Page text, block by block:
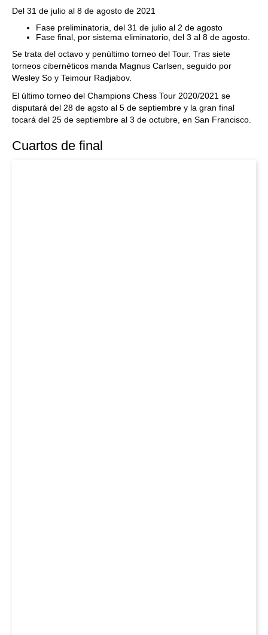
Del 31 de julio al 8 de agosto de 2021
Fase preliminatoria, del 31 de julio al 2 de agosto
Fase final, por sistema eliminatorio, del 3 al 8 de agosto.
Se trata del octavo y penúltimo torneo del Tour. Tras siete
torneos cibernéticos manda Magnus Carlsen, seguido por
Wesley So y Teimour Radjabov.
El último torneo del Champions Chess Tour 2020/2021 se
disputará del 28 de agsto al 5 de septiembre y la gran final
tocará del 25 de septiembre al 3 de octubre, en San Francisco.
Cuartos de final